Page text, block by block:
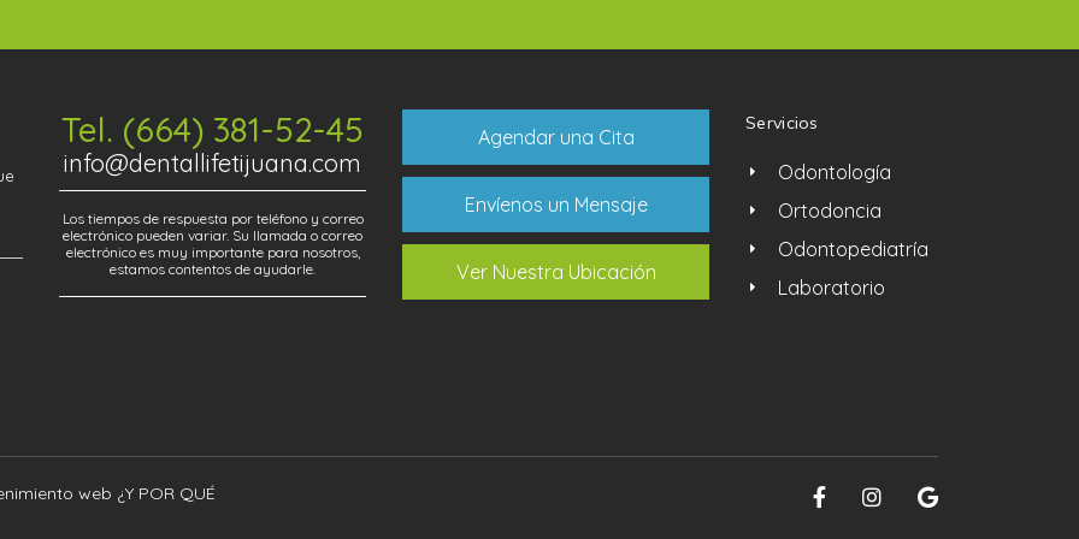
Tel. (664) 381-52-45
info@dentallifetijuana.com
Los tiempos de respuesta por teléfono y correo
electrónico pueden variar. Su llamada o correo
electrónico es muy importante para nosotros,
estamos contentos de ayudarle.
Agendar una Cita
Envíenos un Mensaje
Ver Nuestra Ubicación
Servicios
Odontología
Ortodoncia
Odontopediatría
Laboratorio
web ¿Y POR QUÉ